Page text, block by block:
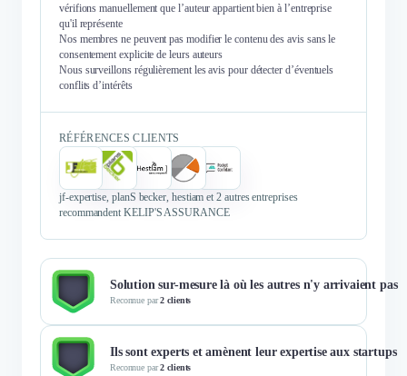
vérifions manuellement que l’auteur appartient bien à l’entreprise
qu'il représente
Nos membres ne peuvent pas modifier le contenu des avis sans le
consentement explicite de leurs auteurs
Nous surveillons régulièrement les avis pour détecter d’éventuels
conflits d’intérêts
RÉFÉRENCES CLIENTS
jf-expertise, planS becker, hestiam et 2 autres entreprises
recommandent KELIP'S ASSURANCE
Solution sur-mesure là où les autres n'y arrivaient pas
Reconnue par2 clients
Ils sont experts et amènent leur expertise aux startups
Reconnue par2 clients